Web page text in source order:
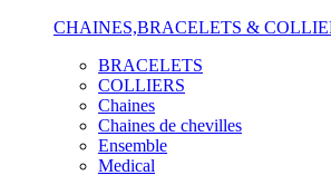
CHAINES,BRACELETS &
BRACELETS
COLLIERS
Chaines
Chaines de chevilles
Ensemble
Medical